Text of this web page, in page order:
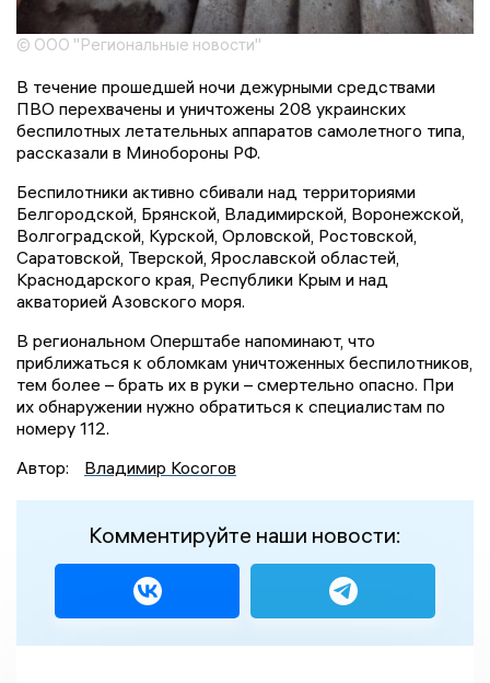
© ООО "Региональные новости"
В течение прошедшей ночи дежурными средствами
ПВО перехвачены и уничтожены 208 украинских
беспилотных летательных аппаратов самолетного типа,
рассказали в Минобороны РФ.
Беспилотники активно сбивали над территориями
Белгородской, Брянской, Владимирской, Воронежской,
Волгоградской, Курской, Орловской, Ростовской,
Саратовской, Тверской, Ярославской областей,
Краснодарского края, Республики Крым и над
акваторией Азовского моря.
В региональном Оперштабе напоминают, что
приближаться к обломкам уничтоженных беспилотников,
тем более – брать их в руки – смертельно опасно. При
их обнаружении нужно обратиться к специалистам по
номеру 112.
Автор:
Владимир Косогов
Комментируйте наши новости: